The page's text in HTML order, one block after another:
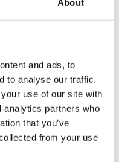
About
and ads, to
to analyse our traffic.
use of our site with
analytics partners who
that you’ve
from your use
pour son charme naturel et
dans un environnement
mais aussi une
les familles et les
entre loisirs, confort et
- AMI 23153